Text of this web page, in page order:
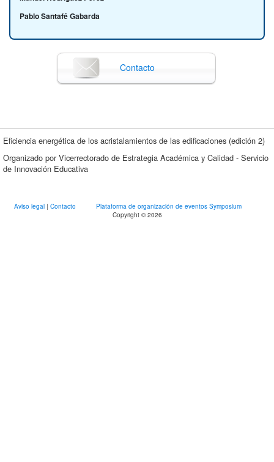
Pablo Santafé Gabarda
Contacto
Eficiencia energética de los acristalamientos de las edificaciones (edición 2)
Organizado por Vicerrectorado de Estrategia Académica y Calidad - Servicio
de Innovación Educativa
Aviso legal | Contacto
Plataforma de organización de eventos Symposium
Copyright © 2026